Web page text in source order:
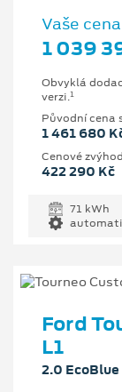
Vaše
1 039
Obvyklá
verzi.1
Původní cena
1 461 680
Cenové
422 290 Kč
71 kWh
Ford
L1
2.0